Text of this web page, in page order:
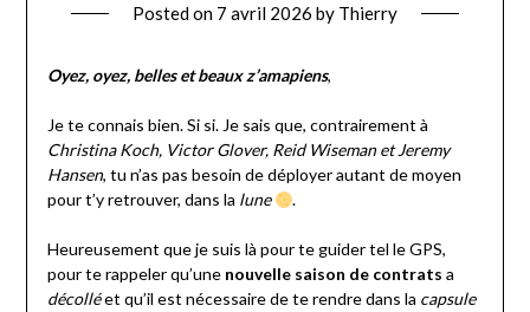
Posted on 7 avril 2026 by Thierry
Oyez, oyez, belles et beaux z’amapiens,
Je te connais bien. Si si. Je sais que, contrairement à
Christina Koch, Victor Glover, Reid Wiseman et Jeremy
Hansen, tu n’as pas besoin de déployer autant de moyen
pour t’y retrouver, dans la lune .
Heureusement que je suis là pour te guider tel le GPS,
pour te rappeler qu’une nouvelle saison de contrats a
décolléet qu’il est nécessaire de te rendre dans la capsule